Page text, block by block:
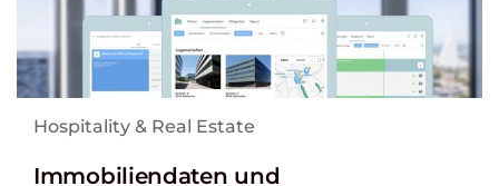
Hospitality & Real Estate
Immobiliendaten und